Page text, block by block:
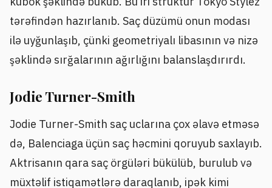
tərəfindən hazırlanıb. Saç düzümü onun modası
ilə uyğunlaşıb, çünki geometriyalı libasının və nizə
şəklində sırğalarının ağırlığını balanslaşdırırdı.
Jodie Turner-Smith
Jodie Turner-Smith saç uclarına çox əlavə etməsə
də, Balenciaga üçün saç həcmini qoruyub saxlayıb.
Aktrisanın qara saç örgüləri bükülüb, burulub və
müxtəlif istiqamətlərə daraqlanıb, ipək kimi